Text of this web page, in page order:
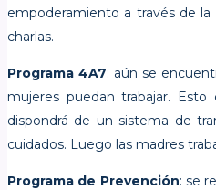
empoderamiento a través de
charlas.
Programa 4A7: aún se
mujeres puedan trabajar.
dispondrá de un sistema de
cuidados. Luego las madres
Programa de Prevención: se